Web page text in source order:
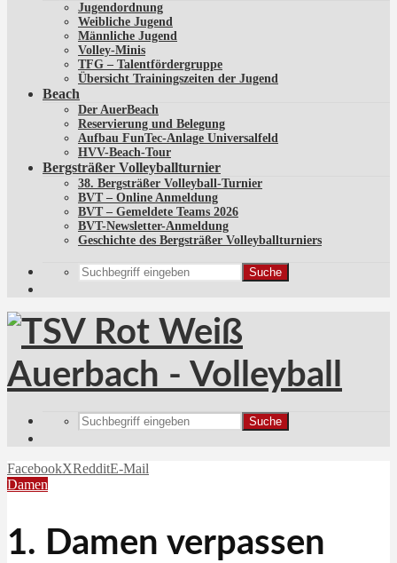
Jugendordnung
Weibliche Jugend
Männliche Jugend
Volley-Minis
TFG – Talentfördergruppe
Übersicht Trainingszeiten der Jugend
Beach
Der AuerBeach
Reservierung und Belegung
Aufbau FunTec-Anlage Universalfeld
HVV-Beach-Tour
Bergsträßer Volleyballturnier
38. Bergsträßer Volleyball-Turnier
BVT – Online Anmeldung
BVT – Gemeldete Teams 2026
BVT-Newsletter-Anmeldung
Geschichte des Bergsträßer Volleyballturniers
Suche
Suche
FacebookXRedditE-Mail
Damen
1. Damen verpassen